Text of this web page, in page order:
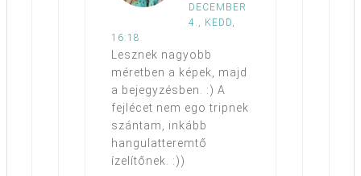
DECEMBER
4., KEDD,
16:18
Lesznek nagyobb
méretben a képek, majd
a bejegyzésben. :) A
fejlécet nem ego tripnek
szántam, inkább
hangulatteremtő
ízelítőnek. :))